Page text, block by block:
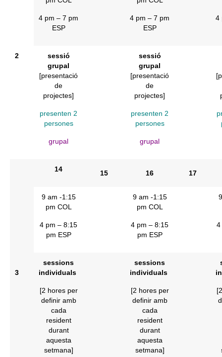
2
4 pm – 7 pm
ESP
4 pm – 7 pm
ESP
4
sessió
grupal
[presentació
de
projectes]
presenten 2
persones
grupal
sessió
grupal
[presentació
de
projectes]
presenten 2
persones
grupal
3
14 15 16 17
9 am -1:15
pm COL
4 pm – 8:15
pm ESP
9 am -1:15
pm COL
4 pm – 8:15
pm ESP
4
sessions
individuals
[2 hores per
definir amb
cada
resident
durant
aquesta
setmana]
sessions
individuals
[2 hores per
definir amb
cada
resident
durant
aquesta
setmana]